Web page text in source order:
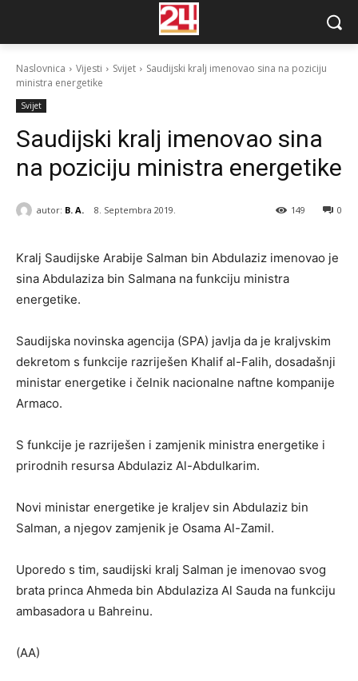
Naslovnica Vijesti Svijet
Saudijski kralj imenovao sina na poziciju
ministra energetike
Svijet
Saudijski kralj imenovao sina
na poziciju ministra energetike
autor: B. A. 8. Septembra 2019. 0
149
Kralj Saudijske Arabije Salman bin Abdulaziz imenovao je
sina Abdulaziza bin Salmana na funkciju ministra
energetike.
Saudijska novinska agencija (SPA) javlja da je kraljvskim
dekretom s funkcije razriješen Khalif al-Falih, dosadašnji
ministar energetike i čelnik nacionalne naftne kompanije
Armaco.
S funkcije je razriješen i zamjenik ministra energetike i
prirodnih resursa Abdulaziz Al-Abdulkarim.
Novi ministar energetike je kraljev sin Abdulaziz bin
Salman, a njegov zamjenik je Osama Al-Zamil.
Uporedo s tim, saudijski kralj Salman je imenovao svog
brata princa Ahmeda bin Abdulaziza Al Sauda na funkciju
ambasadora u Bahreinu.
(AA)